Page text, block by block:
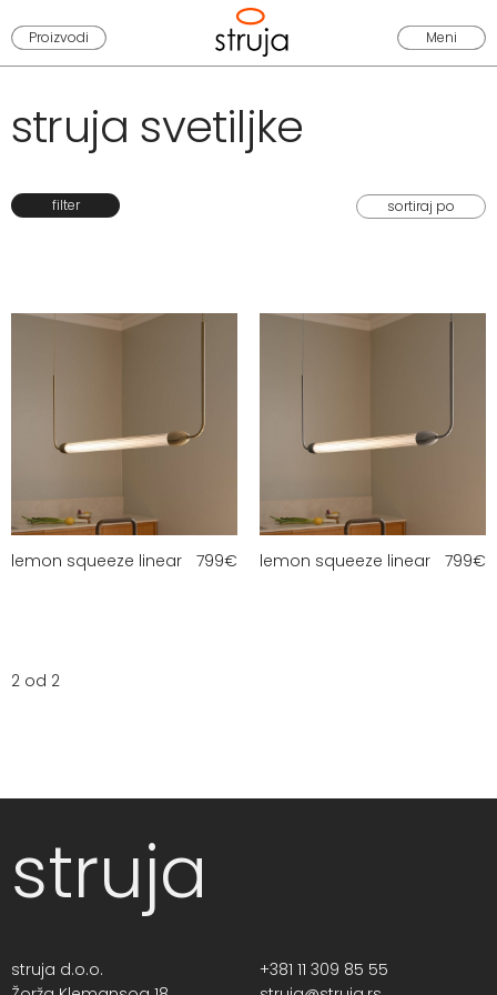
Proizvodi Meni
struja svetiljke
filter
lemon squeeze linear 799€ lemon squeeze linear 799€
2 od 2
struja
struja d.o.o.
+381 11 309 85 55